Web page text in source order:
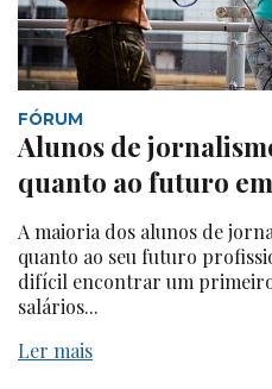
FÓRUM
Alunos de
quanto ao futuro
A maioria dos alunos de
quanto ao seu futuro
difícil encontrar um
salários...
Ler mais